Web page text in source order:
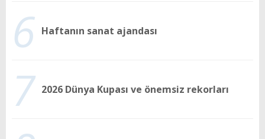
6 Haftanın sanat ajandası
7 2026 Dünya Kupası ve önemsiz rekorları